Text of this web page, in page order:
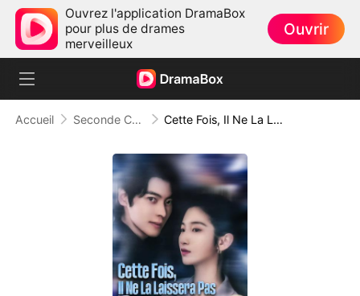
Ouvrez l'application DramaBox
pour plus de drames
merveilleux
Ouvrir
Accueil Seconde Chance Cette Fois, Il Ne La Laissera Pas Partir